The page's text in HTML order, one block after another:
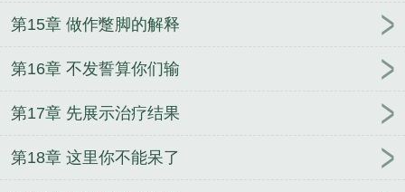
第15章 做作蹩脚的解释
第16章 不发誓算你们输
第17章 先展示治疗结果
第18章 这里你不能呆了